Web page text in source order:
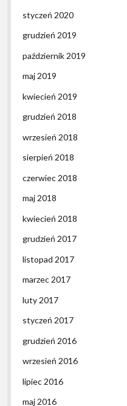
styczeń 2020
grudzień 2019
październik 2019
maj 2019
kwiecień 2019
grudzień 2018
wrzesień 2018
sierpień 2018
czerwiec 2018
maj 2018
kwiecień 2018
grudzień 2017
listopad 2017
marzec 2017
luty 2017
styczeń 2017
grudzień 2016
wrzesień 2016
lipiec 2016
maj 2016